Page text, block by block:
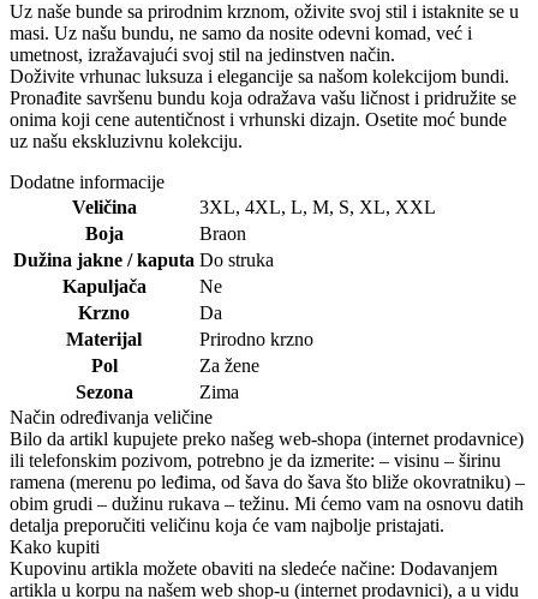
Uz naše bunde sa prirodnim krznom, oživite svoj stil i istaknite se u
masi. Uz našu bundu, ne samo da nosite odevni komad, već i
umetnost, izražavajući svoj stil na jedinstven način.
Doživite vrhunac luksuza i elegancije sa našom kolekcijom bundi.
Pronađite savršenu bundu koja odražava vašu ličnost i pridružite se
onima koji cene autentičnost i vrhunski dizajn. Osetite moć bunde
uz našu ekskluzivnu kolekciju.
Dodatne informacije
Veličina
3XL, 4XL, L, M, S, XL, XXL
Boja
Braon
Dužina jakne / kaputa Do struka
Kapuljača
Ne
Krzno
Da
Materijal
Prirodno krzno
Pol
Za žene
Sezona
Zima
Način određivanja veličine
Bilo da artikl kupujete preko našeg web-shopa (internet prodavnice)
ili telefonskim pozivom, potrebno je da izmerite: – visinu – širinu
ramena (merenu po leđima, od šava do šava što bliže okovratniku) –
obim grudi – dužinu rukava – težinu. Mi ćemo vam na osnovu datih
detalja preporučiti veličinu koja će vam najbolje pristajati.
Kako kupiti
Kupovinu artikla možete obaviti na sledeće načine: Dodavanjem
artikla u korpu na našem web shop-u (internet prodavnici), a u vidu